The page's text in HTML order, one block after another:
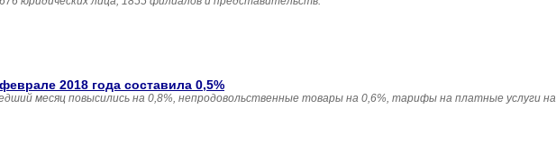
2018 года составила 0,5%
месяц повысились на 0,8%, непродовольственные товары на 0,6%, тарифы на платные услуги на